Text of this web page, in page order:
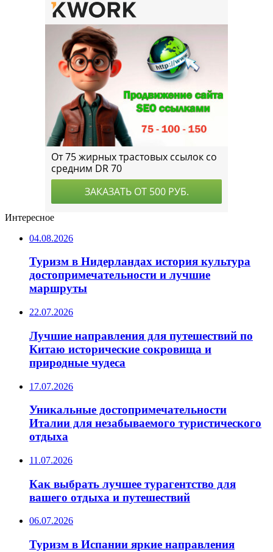
Интересное
04.08.2026
Туризм в Нидерландах история культура
достопримечательности и лучшие
маршруты
22.07.2026
Лучшие направления для путешествий по
Китаю исторические сокровища и
природные чудеса
17.07.2026
Уникальные достопримечательности
Италии для незабываемого туристического
отдыха
11.07.2026
Как выбрать лучшее турагентство для
вашего отдыха и путешествий
06.07.2026
Туризм в Испании яркие направления